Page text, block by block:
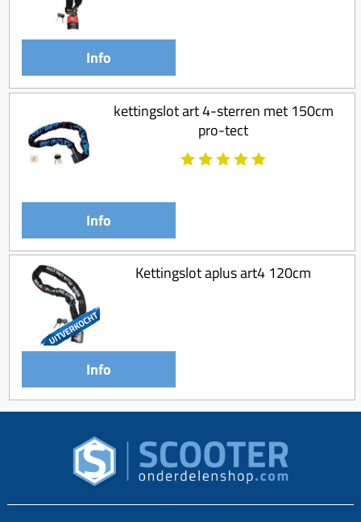
Overbrenging
Info
kettingslot art 4-sterren met 150cm
pro-tect
Info
Kettingslot aplus art4 120cm
Info